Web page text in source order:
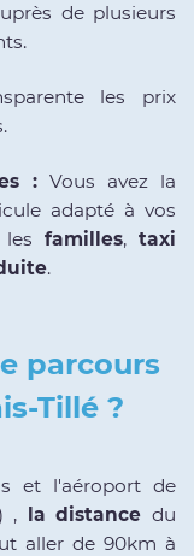
de plusieurs
les prix
: Vous avez la
adapté à vos
familles, taxi
.
parcours
Tillé ?
et l'aéroport de
, la distancedu
aller de 90km à